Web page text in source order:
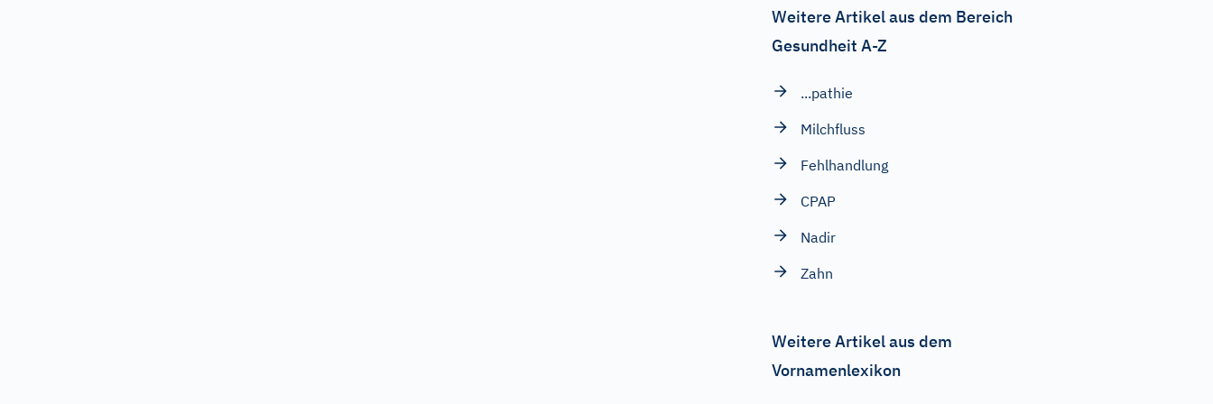
Weitere Artikel aus dem Bereich
Gesundheit A-Z
...pathie
Milchfluss
Fehlhandlung
CPAP
Nadir
Zahn
Weitere Artikel aus dem
Vornamenlexikon